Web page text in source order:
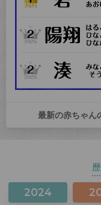
最新の赤ちゃん
2024